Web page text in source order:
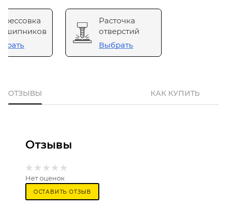
Расточка
отверстий
Выбрать
ОТЗЫВЫ КАК КУПИТЬ
Отзывы
Нет оценок
ОСТАВИТЬ ОТЗЫВ